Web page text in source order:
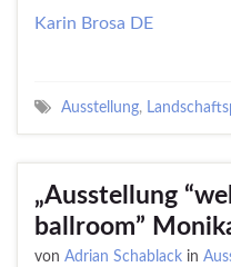
Karin Brosa DE
Ausstellung,
„Ausstellung
ballroom”
von Adrian Schablack in